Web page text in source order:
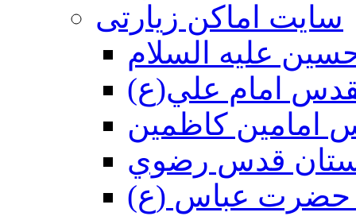
سایت اماکن زیارتی
عليه السلام
امام علي(ع)
امامين كاظمين
قدس رضوي
حضرت عباس (ع)